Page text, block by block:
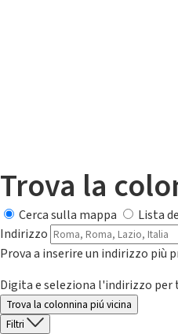
Trova la
Cerca sulla mappa
Lista
Indirizzo
Prova a inserire un indirizzo più
Digita e seleziona l'indirizzo
Trova la colonnina piú vicina
Filtri